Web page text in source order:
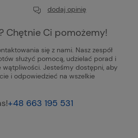
dodaj opinię
Chętnie Ci pomożemy!
się z nami. Nasz zespół
służyć pomocą, udzielać porad i
wątpliwości. Jesteśmy dostępni, aby
i odpowiedzieć na wszelkie
+48 663 195 531